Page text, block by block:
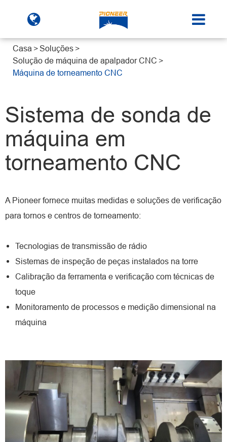
Casa
Soluções
Solução de máquina de apalpador CNC
Máquina de torneamento CNC
Sistema de sonda de
máquina em
torneamento CNC
A Pioneer fornece muitas medidas e soluções de verificação
para tornos e centros de torneamento:
Tecnologias de transmissão de rádio
Sistemas de inspeção de peças instalados na torre
Calibração da ferramenta e verificação com técnicas de
toque
Monitoramento de processos e medição dimensional na
máquina